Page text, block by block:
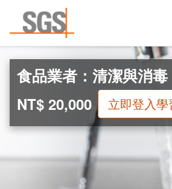
食品業者：清潔與消
NT$ 20,000 立即登入學